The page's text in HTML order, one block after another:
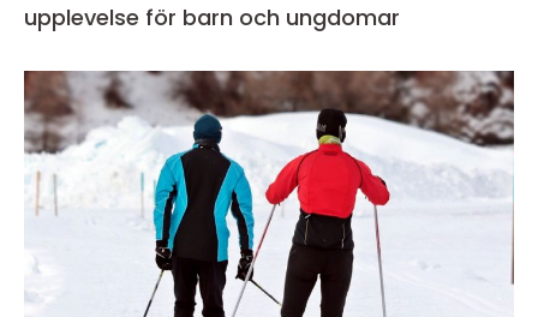
upplevelse för barn och ungdomar